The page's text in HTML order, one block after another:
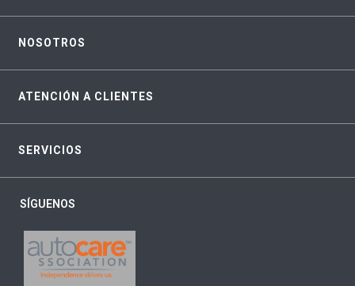
NOSOTROS
ATENCIÓN A CLIENTES
SERVICIOS
SÍGUENOS